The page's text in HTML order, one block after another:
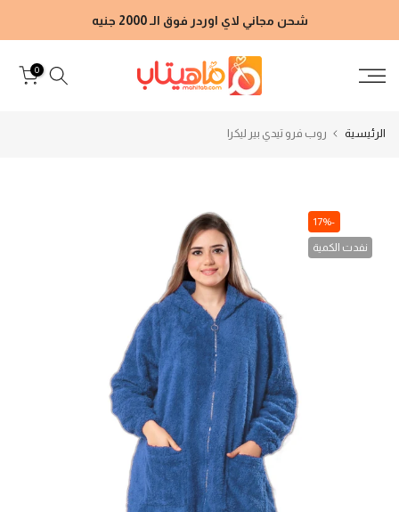
إلى
شحن مجاني لاي اوردر فوق الـ 2000 جنيه
0
الرئيسية روب فرو تيدي بير ليكرا
-17%
نفدت الكمية